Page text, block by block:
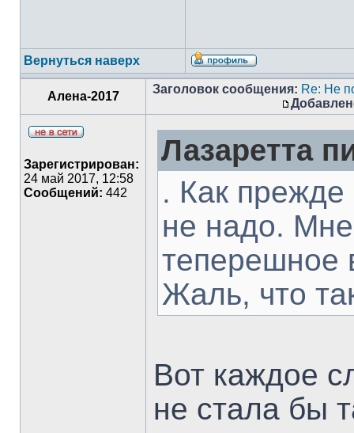
Вернуться наверх
Алена-2017
Заголовок сообщения: Re: Не
Зарегистрирован:
24 май 2017, 12:58
Сообщений: 442
Лазаретта
. Как прежде
не надо.
теперешное
Жаль, что
Вот каждое
не стала бы